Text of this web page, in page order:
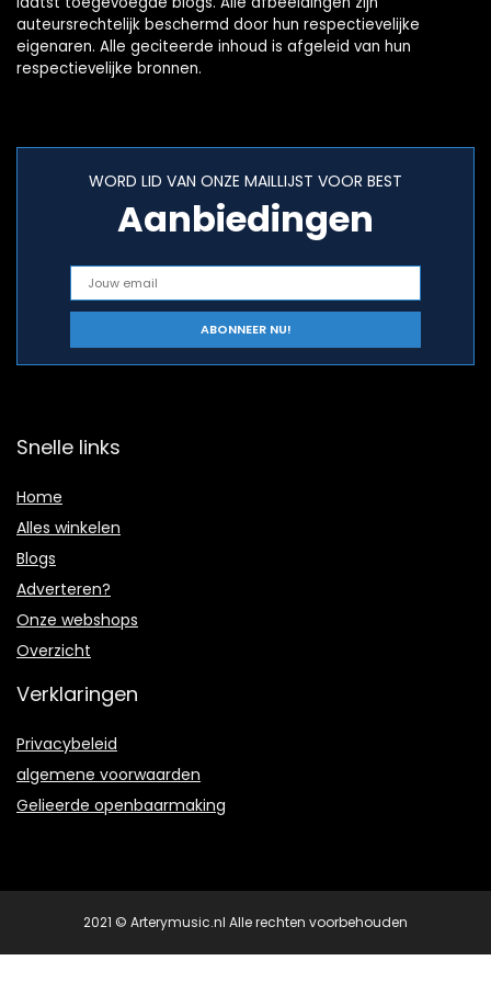
auteursrechtelijk beschermd door hun respectievelijke
eigenaren. Alle geciteerde inhoud is afgeleid van hun
respectievelijke bronnen.
WORD LID VAN ONZE MAILLIJST VOOR BEST
Aanbiedingen
Snelle links
Home
Alles winkelen
Blogs
Adverteren?
Onze webshops
Overzicht
Verklaringen
Privacybeleid
algemene voorwaarden
Gelieerde openbaarmaking
2021 © Arterymusic.nl Alle rechten voorbehouden